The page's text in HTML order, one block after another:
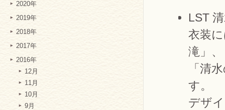
2020年
2019年
2018年
2017年
2016年
12月
11月
10月
9月
LST
衣装
滝」、
「清
す。
デザ